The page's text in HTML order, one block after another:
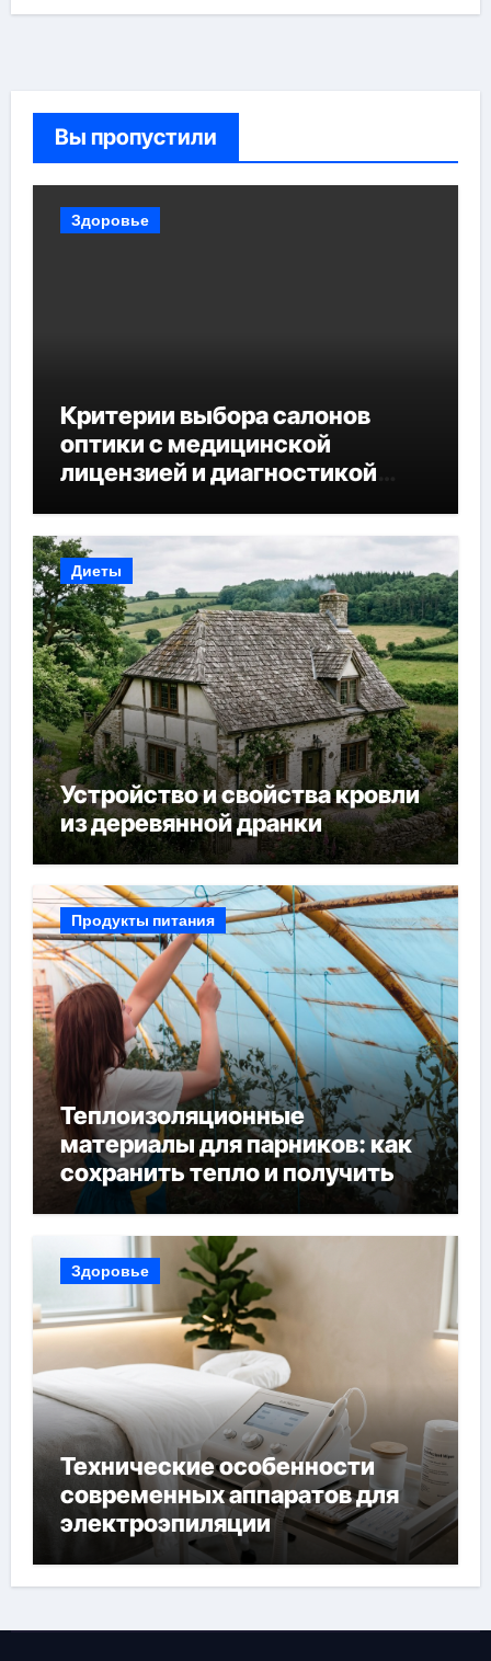
Вы пропустили
Здоровье
Критерии выбора салонов
оптики с медицинской
лицензией и диагностикой
Диеты
Устройство и свойства кровли
из деревянной дранки
Продукты питания
Теплоизоляционные
материалы для парников: как
сохранить тепло и получить
богатый урожай
Здоровье
Технические особенности
современных аппаратов для
электроэпиляции